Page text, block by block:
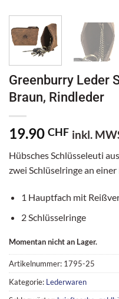
Greenburry Leder
Braun, Rindleder
19.90 CHF inkl.
Hübsches Schlüsseleuti
zwei Schlüselringe an
1 Hauptfach mit
2 Schlüsselringe
Momentan nicht an Lager.
Artikelnummer: 1795-25
Kategorie: Lederwaren